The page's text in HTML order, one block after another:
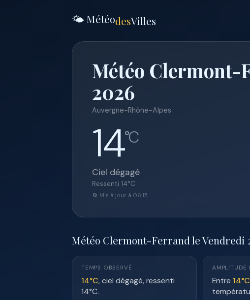
🌤️ MétéodesVilles
Météo Clermont-
2026
Auvergne-Rhône-Alpes
14°C
Ciel dégagé
Ressenti 14°C
🔄 Mis à jour à 06:15
Météo Clermont-Ferrand le Vendredi
TEMPS OBSERVÉ
14°C, ciel dégagé, ressenti
14°C.
AMPLITUDE
Entre 14°C